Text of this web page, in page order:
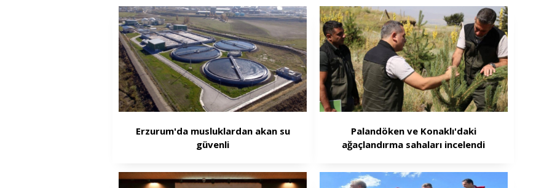
Erzurum'da musluklardan akan su
güvenli
Palandöken ve Konaklı'daki
ağaçlandırma sahaları incelendi